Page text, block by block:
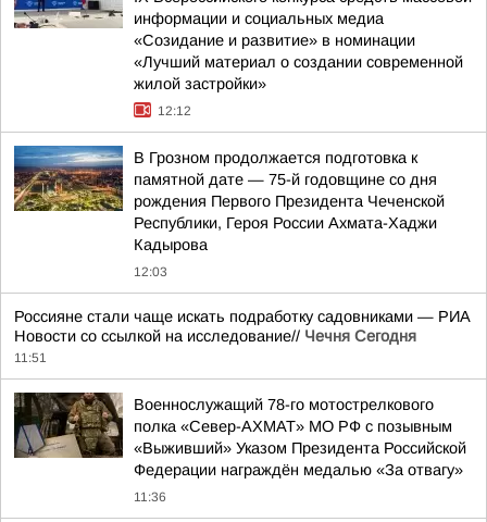
информации и социальных медиа
«Созидание и развитие» в номинации
«Лучший материал о создании современной
жилой застройки»
12:12
В Грозном продолжается подготовка к
памятной дате — 75-й годовщине со дня
рождения Первого Президента Чеченской
Республики, Героя России Ахмата-Хаджи
Кадырова
12:03
Россияне стали чаще искать подработку садовниками — РИА
Новости со ссылкой на исследование// Чечня Сегодня
11:51
Военнослужащий 78-го мотострелкового
полка «Север-АХМАТ» МО РФ с позывным
«Выживший» Указом Президента Российской
Федерации награждён медалью «За отвагу»
11:36